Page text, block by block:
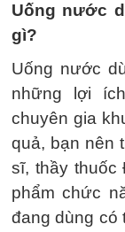
Uống nước
gì?
Uống nước
những lợi
chuyên gia
quả, bạn nên
sĩ, thầy thuốc
phẩm chức
đang dùng có